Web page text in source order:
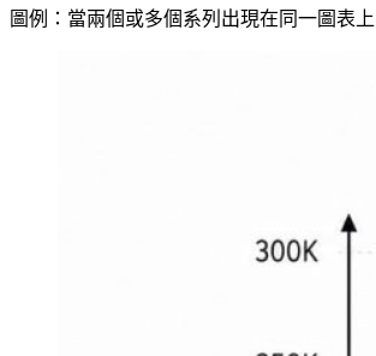
圖例：當兩個或多個系列出現在同一圖表